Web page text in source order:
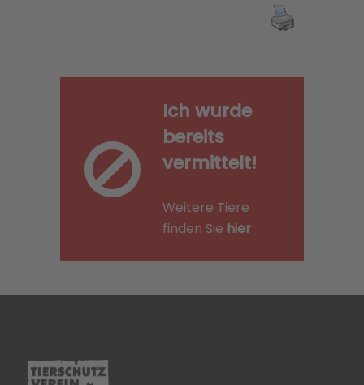
Ich wurde
bereits
vermittelt!
Weitere Tiere
finden Sie hier